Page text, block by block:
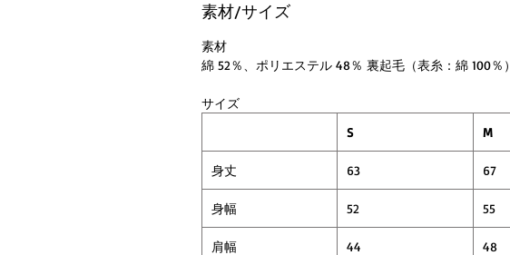
素材/サイズ
素材
綿 52％、ポリエステル 48％ 裏起毛（表糸：綿 100％）
サイズ
S
M
身丈 63 67
身幅 52 55
肩幅 44 48